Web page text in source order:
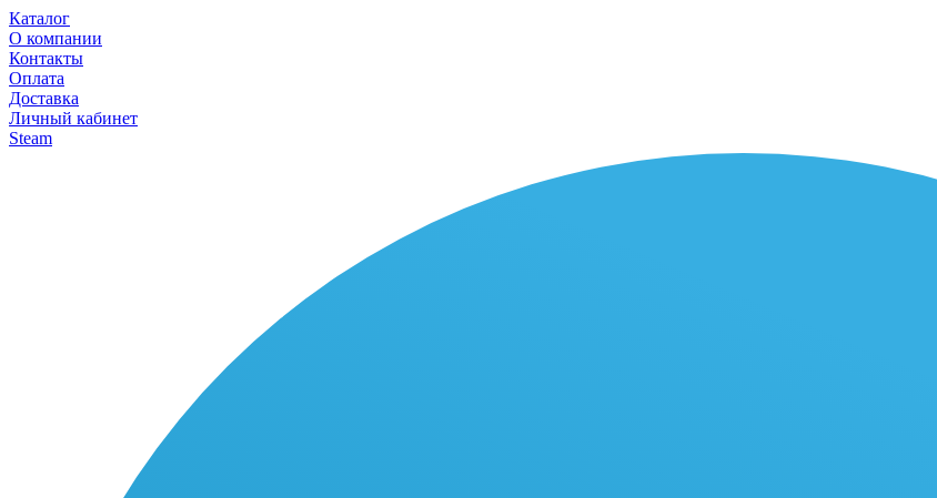
Каталог
О компании
Контакты
Оплата
Доставка
Личный кабинет
Steam